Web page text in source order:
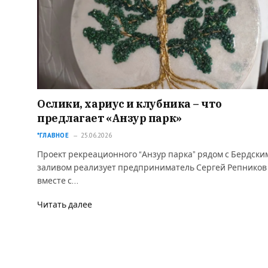
Ослики, хариус и клубника – что
предлагает «Анзур парк»
*ГЛАВНОЕ 25.06.2026
Проект рекреационного “Анзур парка” рядом с
заливом реализует предприниматель Сергей Репников
вместе с…
Читать далее